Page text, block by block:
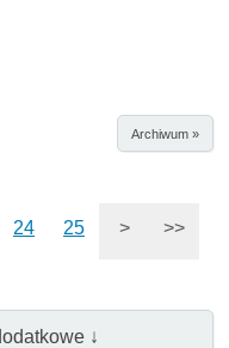
Archiwum »
24 25 > >>
↓